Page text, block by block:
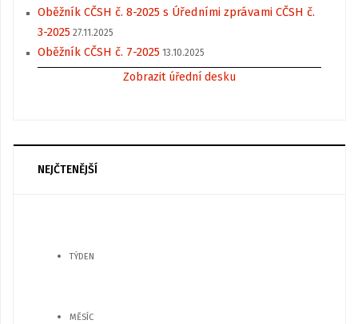
Oběžník CČSH č. 8-2025 s Úředními zprávami CČSH č.
3-2025 27.11.2025
Oběžník CČSH č. 7-2025 13.10.2025
Zobrazit úřední desku
NEJČTENĚJŠÍ
TÝDEN
MĚSÍC